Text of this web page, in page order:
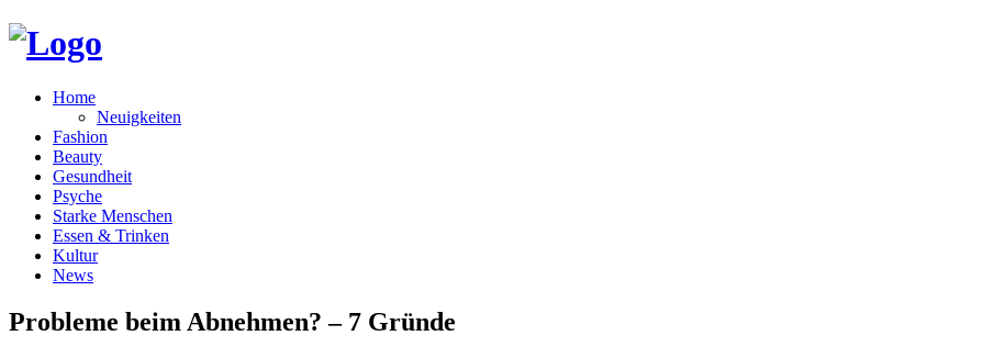
Home
Neuigkeiten
Fashion
Beauty
Gesundheit
Psyche
Starke Menschen
Essen & Trinken
Kultur
News
Probleme beim Abnehmen? – 7 Gründe